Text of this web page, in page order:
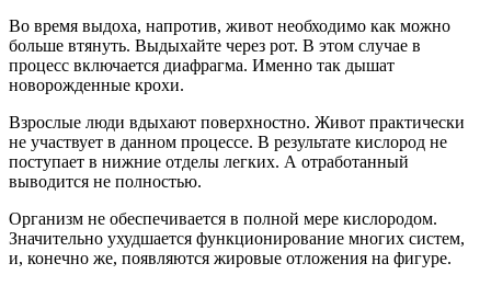
Во время выдоха, напротив, живот необходимо как можно
больше втянуть. Выдыхайте через рот. В этом случае в
процесс включается диафрагма. Именно так дышат
новорожденные крохи.
Взрослые люди вдыхают поверхностно. Живот практически
не участвует в данном процессе. В результате кислород не
поступает в нижние отделы легких. А отработанный
выводится не полностью.
Организм не обеспечивается в полной мере кислородом.
Значительно ухудшается функционирование многих систем,
и, конечно же, появляются жировые отложения на фигуре.